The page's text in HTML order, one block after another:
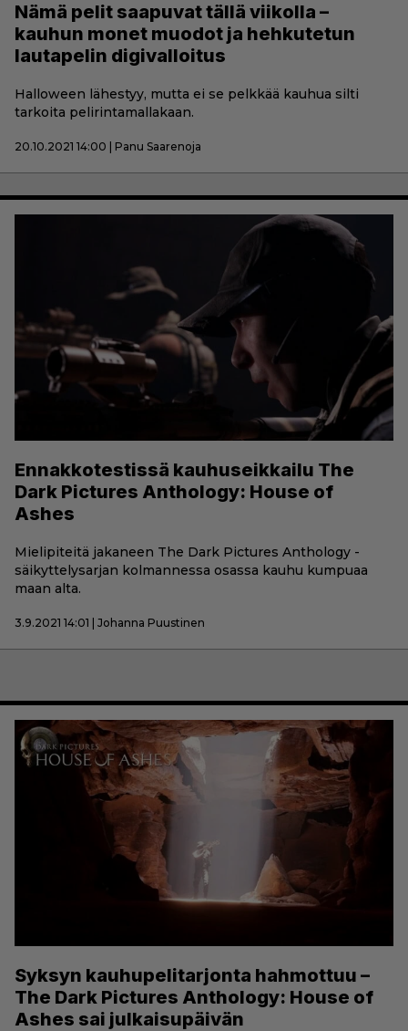
Nämä pelit saapuvat tällä viikolla –
kauhun monet muodot ja hehkutetun
lautapelin digivalloitus
Halloween lähestyy, mutta ei se pelkkää kauhua silti
tarkoita pelirintamallakaan.
20.10.2021 14:00 | Panu Saarenoja
Ennakkotestissä kauhuseikkailu The
Dark Pictures Anthology: House of
Ashes
Mielipiteitä jakaneen The Dark Pictures Anthology -
säikyttelysarjan kolmannessa osassa kauhu kumpuaa
maan alta.
3.9.2021 14:01 | Johanna Puustinen
Syksyn kauhupelitarjonta hahmottuu –
The Dark Pictures Anthology: House of
Ashes sai julkaisupäivän